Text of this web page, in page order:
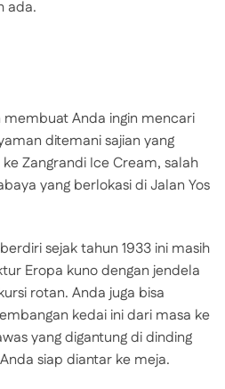
ada.
membuat Anda ingin mencari
ditemani sajian yang
Zangrandi Ice Cream, salah
yang berlokasi di Jalan Yos
sejak tahun 1933 ini masih
Eropa kuno dengan jendela
rotan. Anda juga bisa
kedai ini dari masa ke
yang digantung di dinding
siap diantar ke meja.